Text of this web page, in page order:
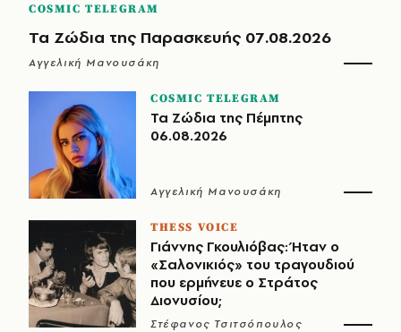
COSMIC TELEGRAM
Τα Ζώδια της Παρασκευής 07.08.2026
Αγγελική Μανουσάκη
COSMIC TELEGRAM
Τα Ζώδια της Πέμπτης
06.08.2026
Αγγελική Μανουσάκη
THESS VOICE
Γιάννης Γκουλιόβας: Ήταν ο
«Σαλονικιός» του τραγουδιού
που ερμήνευε ο Στράτος
Διονυσίου;
Στέφανος Τσιτσόπουλος